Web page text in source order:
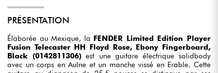
PRÉSENTATION
Élaborée au Mexique, la FENDER Limited Edition Player
Fusion Telecaster HH Floyd Rose, Ebony Fingerboard,
Black (0142811306) est une guitare électrique solidbody
avec un corps en Aulne et un manche vissé en Erable. Cette